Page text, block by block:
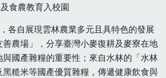
食農教育入校園
各自展現雲林農業多元且具特色的發展
農場」，分享臺灣小麥復耕及麥寮在地
國產雜糧的重要性；來自水林的「水林
糙米等國產優質雜糧，傳遞健康飲食與